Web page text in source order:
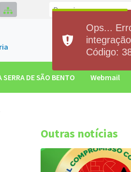
SERRA DE SÃO BENTO Webmail
Outras notícias
Ops...
Código: